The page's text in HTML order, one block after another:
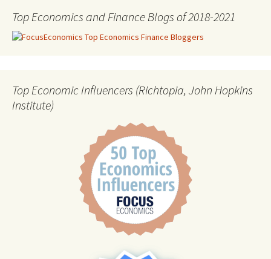
Top Economics and Finance Blogs of 2018-2021
Top Economic Influencers (Richtopia, John Hopkins
Institute)